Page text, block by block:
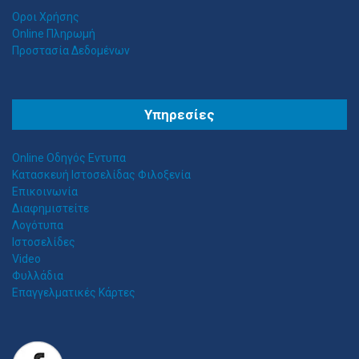
Οροι Χρήσης
Online Πληρωμή
Προστασία Δεδομένων
Υπηρεσίες
Online Οδηγός Εντυπα
Κατασκευή Ιστοσελίδας Φιλοξενία
Επικοινωνία
Διαφημιστείτε
Λογότυπα
Ιστοσελίδες
Video
Φυλλάδια
Επαγγελματικές Κάρτες